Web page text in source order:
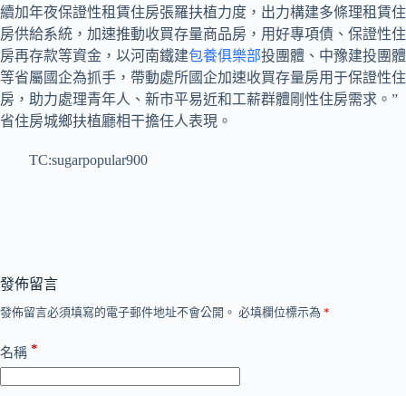
續加年夜保證性租賃住房張羅扶植力度，出力構建多條理租賃住
房供給系統，加速推動收買存量商品房，用好專項債、保證性住
房再存款等資金，以河南鐵建包養俱樂部投團體、中豫建投團體
等省屬國企為抓手，帶動處所國企加速收買存量房用于保證性住
房，助力處理青年人、新市平易近和工薪群體剛性住房需求。”
省住房城鄉扶植廳相干擔任人表現。
TC:sugarpopular900
發佈留言
發佈留言必須填寫的電子郵件地址不會公開。 必填欄位標示為 *
名稱 *